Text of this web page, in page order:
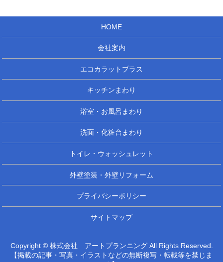
HOME
会社案内
エコカラットプラス
キッチンまわり
浴室・お風呂まわり
洗面・化粧台まわり
トイレ・ウォッシュレット
外壁塗装・外壁リフォーム
プライバシーポリシー
サイトマップ
Copyright © 株式会社 アートプランニング All Rights Reserved.
【掲載の記事・写真・イラストなどの無断複写・転載等を禁じま